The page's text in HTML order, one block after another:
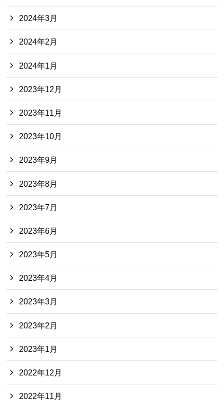
2024年3月
2024年2月
2024年1月
2023年12月
2023年11月
2023年10月
2023年9月
2023年8月
2023年7月
2023年6月
2023年5月
2023年4月
2023年3月
2023年2月
2023年1月
2022年12月
2022年11月